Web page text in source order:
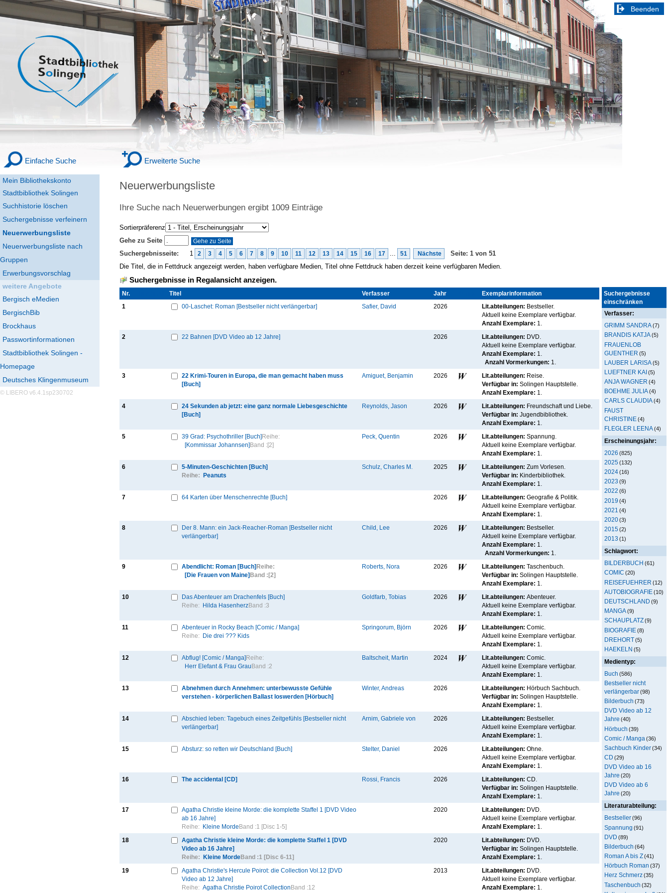
Mein Bibliothekskonto
Stadtbibliothek Solingen
Einfache Suche Erweiterte Suche
Suchhistorie löschen
Suchergebnisse verfeinern
Beenden
Neuerwerbungsliste
Neuerwerbungsliste nach
Gruppen
Erwerbungsvorschlag
weitere Angebote
Bergisch eMedien
BergischBib
Brockhaus
Passwortinformationen
Stadtbibliothek Solingen -
Homepage
Deutsches Klingenmuseum
© LIBERO v6.4.1sp230702
Neuerwerbungsliste
Ihre Suche nach Neuerwerbungen ergibt 1009 Einträge
Sortierpräferenz
Gehe zu Seite
Suchergebnisseite:
1 2 3 4 5 6 7 8 9 10 11 12 13 14 15 16 17 ... 51 Nächste
Seite: 1 von 51
Die Titel, die in Fettdruck angezeigt werden, haben verfügbare Medien, Titel ohne Fettdruck haben derzeit keine verfügbaren Medien.
Suchergebnisse
einschränken
Verfasser:
GRIMM SANDRA(7)
BRANDIS KATJA(5)
FRAUENLOB
GUENTHER (5)
LAUBER LARISA(5)
LUEFTNER KAI(5)
ANJA WAGNER (4)
BOEHME JULIA(4)
CARLS CLAUDIA(4)
FAUST
CHRISTINE(4)
FLEGLER LEENA(4)
Erscheinungsjahr:
2026 (825)
2025(132)
2024(16)
2023 (9)
2022 (6)
2019 (4)
2021 (4)
2020(3)
2015(2)
2013 (1)
Schlagwort:
BILDERBUCH (61)
COMIC (20)
REISEFUEHRER (12)
AUTOBIOGRAFIE(10)
DEUTSCHLAND (9)
MANGA(9)
SCHAUPLATZ(9)
BIOGRAFIE(8)
DREHORT(5)
HAEKELN (5)
Medientyp:
Buch (586)
Bestseller nicht
verlängerbar(98)
Bilderbuch (73)
DVD Video ab 12
Jahre (40)
Hörbuch (39)
Comic / Manga (36)
Sachbuch Kinder(34)
CD (29)
DVD Video ab 16
Jahre (20)
DVD Video ab 6
Jahre (20)
Literaturabteilung:
Bestseller(96)
Spannung (91)
DVD (89)
Bilderbuch (64)
Roman A bis Z(41)
Hörbuch Roman (37)
Herz Schmerz(35)
Taschenbuch (32)
Suchergebnisse in Regalansicht anzeigen.
Nr. Titel Verfasser Jahr
Exemplarinformation
1
00-Laschet: Roman [Bestseller nicht verlängerbar] Safier, David 2026 Lit.abteilungen: Bestseller.
Aktuell keine Exemplare verfügbar.
Anzahl Exemplare: 1.
2 22 Bahnen [DVD Video ab 12 Jahre] 2026 Lit.abteilungen: DVD.
Aktuell keine Exemplare verfügbar.
Anzahl Exemplare: 1.
Anzahl Vormerkungen: 1.
3
22 Krimi-Touren in Europa, die man gemacht haben muss
[Buch]
Amiguet, Benjamin 2026 Lit.abteilungen: Reise.
Verfügbar in: Solingen Hauptstelle
Anzahl Exemplare: 1.
4
24 Sekunden ab jetzt: eine ganz normale Liebesgeschichte
[Buch]
Reynolds, Jason 2026 Lit.abteilungen: Freundschaft und Liebe.
Verfügbar in: Jugendbibliothek
Anzahl Exemplare: 1.
5 39 Grad: Psychothriller [Buch] Reihe:
[Kommissar Johannsen] Band :[2]
Peck, Quentin 2026 Lit.abteilungen: Spannung.
Aktuell keine Exemplare verfügbar.
Anzahl Exemplare: 1.
6
5-Minuten-Geschichten [Buch]
Reihe:
Peanuts
Schulz, Charles M. 2025 Lit.abteilungen: Zum Vorlesen.
Verfügbar in: Kinderbibliothek
Anzahl Exemplare: 1.
7 64 Karten über Menschenrechte [Buch] 2026 Lit.abteilungen: Geografie & Politik.
Aktuell keine Exemplare verfügbar.
Anzahl Exemplare: 1.
8
Der 8. Mann: ein Jack-Reacher-Roman [Bestseller nicht
verlängerbar]
Child, Lee 2026 Lit.abteilungen: Bestseller.
Aktuell keine Exemplare verfügbar.
Anzahl Exemplare: 1.
Anzahl Vormerkungen: 1.
9 Abendlicht: Roman [Buch] Reihe:
[Die Frauen von Maine] Band : [2]
Roberts, Nora 2026 Lit.abteilungen: Taschenbuch.
Verfügbar in: Solingen Hauptstelle
Anzahl Exemplare: 1.
10
Das Abenteuer am Drachenfels [Buch]
Reihe:
Hilda HasenherzBand :3
Goldfarb, Tobias 2026 Lit.abteilungen: Abenteuer.
Aktuell keine Exemplare verfügbar.
Anzahl Exemplare: 1.
11
Abenteuer in Rocky Beach [Comic / Manga]
Reihe:
Die drei ??? Kids
Springorum, Björn 2026 Lit.abteilungen: Comic.
Aktuell keine Exemplare verfügbar.
Anzahl Exemplare: 1.
12 Abflug! [Comic / Manga] Reihe:
Herr Elefant & Frau Grau Band :2
Baltscheit, Martin 2024 Lit.abteilungen: Comic.
Aktuell keine Exemplare verfügbar.
Anzahl Exemplare: 1.
13
Abnehmen durch Annehmen: unterbewusste Gefühle
verstehen - körperlichen Ballast loswerden [Hörbuch]
Winter, Andreas 2026 Lit.abteilungen: Hörbuch Sachbuch.
Verfügbar in: Solingen Hauptstelle
Anzahl Exemplare: 1.
14
Abschied leben: Tagebuch eines Zeitgefühls [Bestseller nicht
verlängerbar]
Arnim, Gabriele von 2026 Lit.abteilungen: Bestseller.
Aktuell keine Exemplare verfügbar.
Anzahl Exemplare: 1.
15 Absturz: so retten wir Deutschland [Buch] Stelter, Daniel 2026 Lit.abteilungen: Ohne.
Aktuell keine Exemplare verfügbar.
Anzahl Exemplare: 1.
16 The accidental [CD] Rossi, Francis 2026 Lit.abteilungen: CD.
Verfügbar in: Solingen Hauptstelle
Anzahl Exemplare: 1.
17
Agatha Christie kleine Morde: die komplette Staffel 1 [DVD Video
ab 16 Jahre]
Reihe:
Kleine Morde Band :1 [Disc 1-5]
2020 Lit.abteilungen: DVD.
Aktuell keine Exemplare verfügbar.
Anzahl Exemplare: 1.
18
Agatha Christie kleine Morde: die komplette Staffel 1 [DVD
Video ab 16 Jahre]
Reihe:
Kleine MordeBand :1 [Disc 6-11]
2020 Lit.abteilungen: DVD.
Verfügbar in: Solingen Hauptstelle
Anzahl Exemplare: 1.
19
Agatha Christie's Hercule Poirot: die Collection Vol.12 [DVD
Video ab 12 Jahre]
Reihe: Agatha Christie Poirot Collection Band :12
2013 Lit.abteilungen: DVD.
Aktuell keine Exemplare verfügbar.
Anzahl Exemplare: 1.